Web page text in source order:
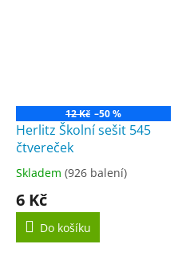
12 Kč –50 %
Herlitz Školní sešit 545
čtvereček
Průměrné
produktu
5,0
Skladem (926 balení)
6 Kč
Do košíku